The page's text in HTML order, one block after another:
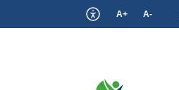
A+ A-